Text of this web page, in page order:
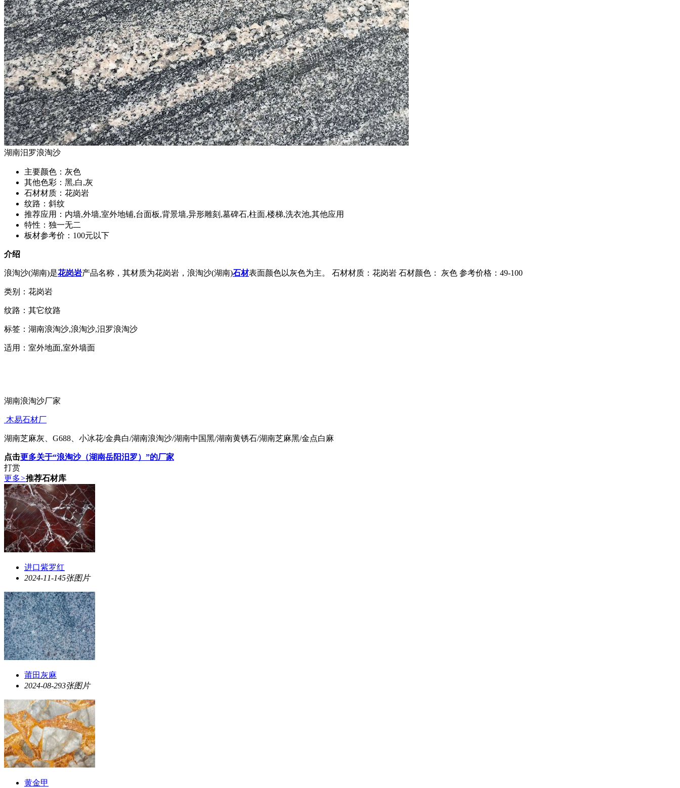
湖南汨罗浪淘沙
主要颜色：灰色
其他色彩：黑,白,灰
石材材质：花岗岩
纹路：斜纹
推荐应用：内墙,外墙,室外地铺,台面板,背景墙,异形雕刻,墓碑石,柱面,楼梯,洗衣池,其他应用
特性：独一无二
板材参考价：100元以下
介绍
浪淘沙(湖南)是花岗岩产品名称，其材质为花岗岩，浪淘沙(湖南)石材表面颜色以灰色为主。 石材材质：花岗岩 石材颜色： 灰色 参考价格：49-100
类别：花岗岩
纹路：其它纹路
标签：湖南浪淘沙,浪淘沙,汨罗浪淘沙
适用：室外地面,室外墙面
湖南浪淘沙厂家
木易石材厂
湖南芝麻灰、G688、小冰花/金典白/湖南浪淘沙/湖南中国黑/湖南黄锈石/湖南芝麻黑/金点白麻
点击更多关于“浪淘沙（湖南岳阳汨罗）”的厂家
打赏
更多>推荐石材库
进口紫罗红
2024-11-145张图片
莆田灰麻
2024-08-293张图片
黄金甲